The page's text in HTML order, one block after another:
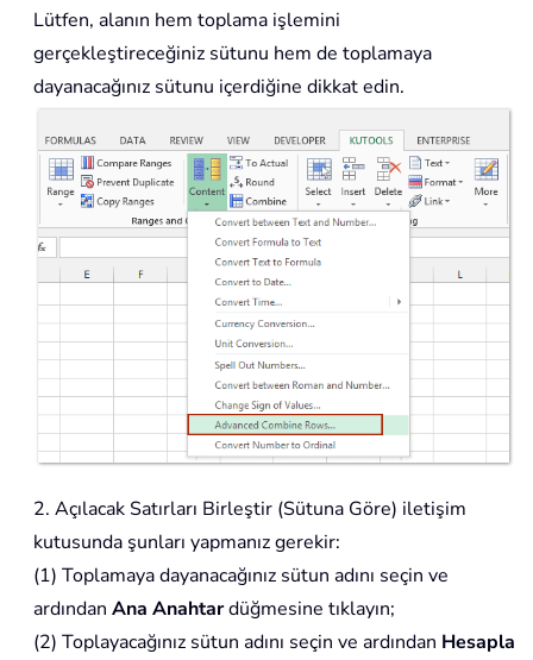
Lütfen, alanın hem toplama işlemini
gerçekleştireceğiniz sütunu hem de toplamaya
dayanacağınız sütunu içerdiğine dikkat edin.
2. Açılacak Satırları Birleştir (Sütuna Göre) iletişim
kutusunda şunları yapmanız gerekir:
(1) Toplamaya dayanacağınız sütun adını seçin ve
ardından Ana Anahtardüğmesine tıklayın;
(2) Toplayacağınız sütun adını seçin ve ardından Hesapla